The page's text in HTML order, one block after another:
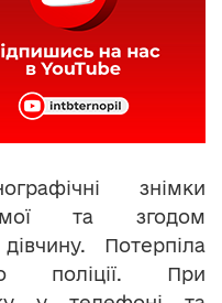
знімки
та згодом
Потерпіла
поліції. При